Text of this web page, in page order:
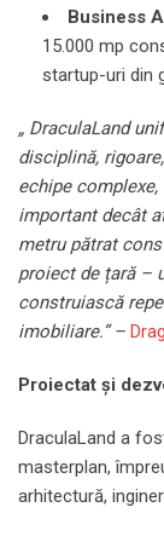
Business
15.000 mp
startup-uri din
„ DraculaLand
disciplină,
echipe
important decât
metru pătrat
proiect de țară –
construiască
imobiliare.” –
Proiectat și
DraculaLand a
masterplan,
arhitectură,